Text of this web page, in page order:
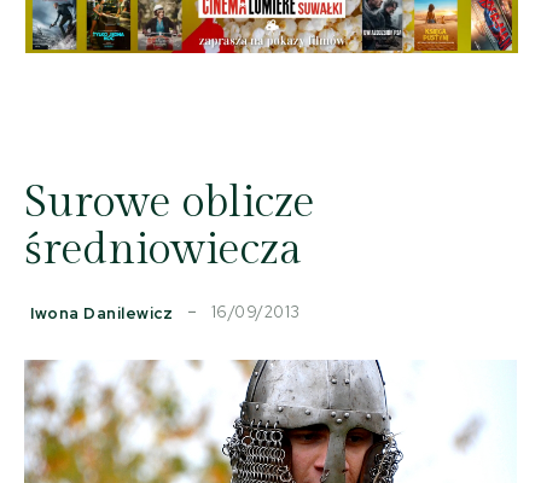
Surowe oblicze
średniowiecza
Iwona Danilewicz 16/09/2013